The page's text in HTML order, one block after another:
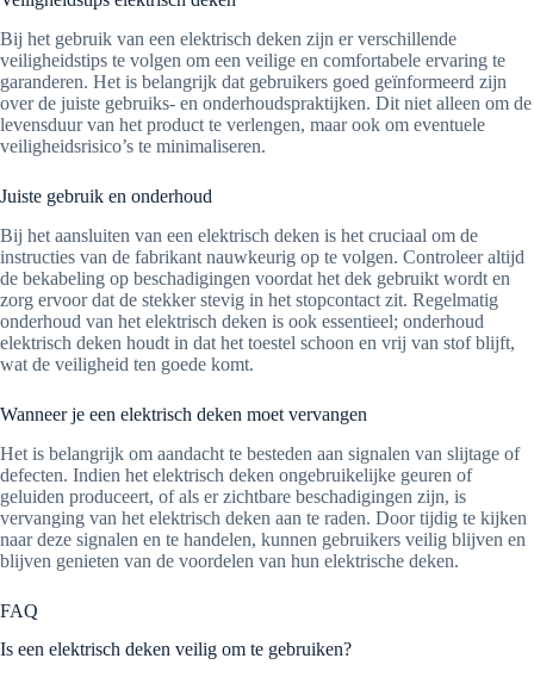
Bij het gebruik van een elektrisch deken zijn er verschillende
veiligheidstips te volgen om een veilige en comfortabele ervaring te
garanderen. Het is belangrijk dat gebruikers goed geïnformeerd zijn
over de juiste gebruiks- en onderhoudspraktijken. Dit niet alleen om de
levensduur van het product te verlengen, maar ook om eventuele
veiligheidsrisico’s te minimaliseren.
Juiste gebruik en onderhoud
Bij het aansluiten van een elektrisch deken is het cruciaal om de
instructies van de fabrikant nauwkeurig op te volgen. Controleer altijd
de bekabeling op beschadigingen voordat het dek gebruikt wordt en
zorg ervoor dat de stekker stevig in het stopcontact zit. Regelmatig
onderhoud van het elektrisch deken is ook essentieel; onderhoud
elektrisch deken houdt in dat het toestel schoon en vrij van stof blijft,
wat de veiligheid ten goede komt.
Wanneer je een elektrisch deken moet vervangen
Het is belangrijk om aandacht te besteden aan signalen van slijtage of
defecten. Indien het elektrisch deken ongebruikelijke geuren of
geluiden produceert, of als er zichtbare beschadigingen zijn, is
vervanging van het elektrisch deken aan te raden. Door tijdig te kijken
naar deze signalen en te handelen, kunnen gebruikers veilig blijven en
blijven genieten van de voordelen van hun elektrische deken.
FAQ
Is een elektrisch deken veilig om te gebruiken?